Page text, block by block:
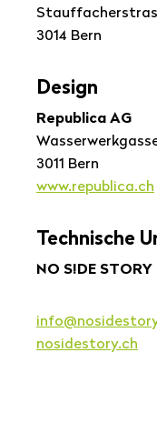
3014 Bern
De­sign
Republica AG
3011 Bern
www.republica.ch
Tech­ni­sche
NO S!DE STORY
nosidestory.ch